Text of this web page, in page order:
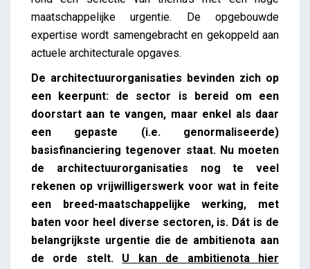
maatschappelijke urgentie. De opgebouwde
expertise wordt samengebracht en gekoppeld aan
actuele architecturale opgaves.
De architectuurorganisaties bevinden zich op
een keerpunt: de sector is bereid om een
doorstart aan te vangen, maar enkel als daar
een gepaste (i.e. genormaliseerde)
basisfinanciering tegenover staat. Nu moeten
de architectuurorganisaties nog te veel
rekenen op vrijwilligerswerk voor wat in feite
een breed-maatschappelijke werking, met
baten voor heel diverse sectoren, is. Dát is de
belangrijkste urgentie die de ambitienota aan
de orde stelt. U kan de ambitienota hier